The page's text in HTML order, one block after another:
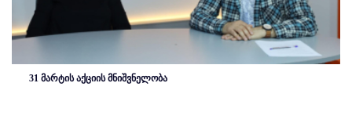
31 მარტის აქციის მნიშვნელობა